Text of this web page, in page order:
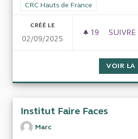
Filtrer les résultats pour le secteur :
CRC Hauts de France
CRÉÉ LE
02/09/2025
19 19
SUIVRE
VOIR LA
Institut Faire Faces
Marc